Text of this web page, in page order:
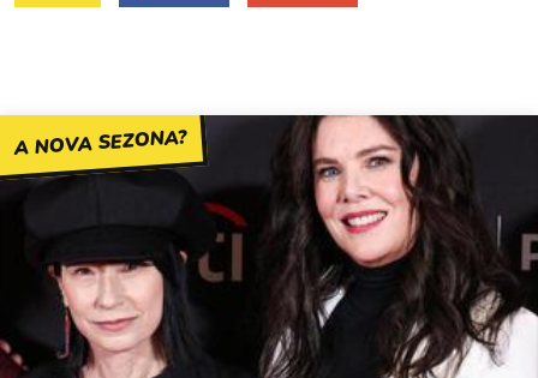
A NOVA SEZONA?